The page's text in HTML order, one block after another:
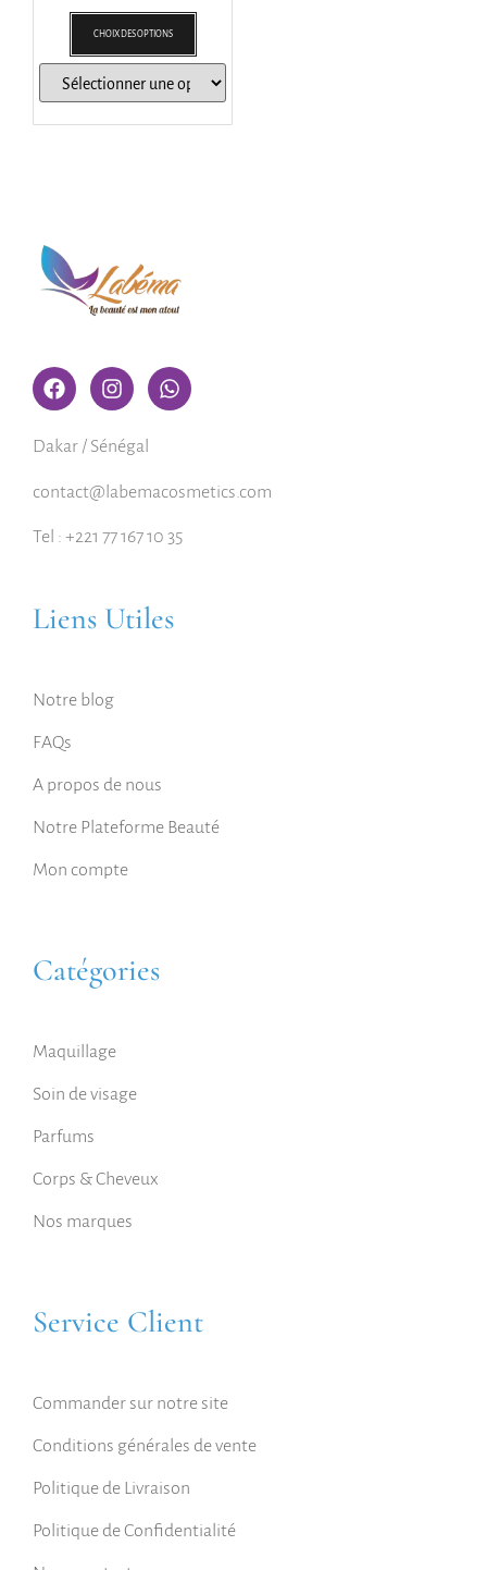
CHOIX DES OPTIONS
Dakar / Sénégal
contact@labemacosmetics.com
Tel : +221 77 167 10 35
Liens Utiles
Notre blog
FAQs
A propos de nous
Notre Plateforme Beauté
Mon compte
Catégories
Maquillage
Soin de visage
Parfums
Corps & Cheveux
Nos marques
Service Client
Commander sur notre site
Conditions générales de vente
Politique de Livraison
Politique de Confidentialité